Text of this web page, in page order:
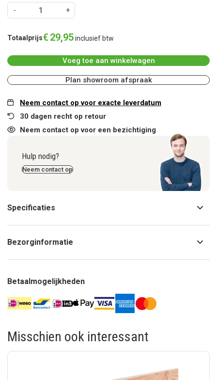
Totaalprijs€ 29,95inclusief btw
Voeg toe aan winkelwagen
Plan showroom afspraak
Neem contact op voor exacte leverdatum
30 dagen recht op retour
Neem contact op voor een bezichtiging
Hulp nodig?
Neem contact op
Specificaties
Bezorginformatie
Betaalmogelijkheden
Misschien ook interessant